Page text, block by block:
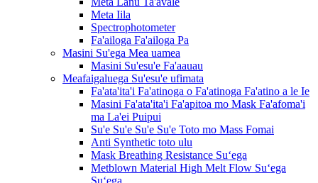
Meta Iila
Spectrophotometer
Fa'ailoga Fa'ailoga Pa
Masini Su'ega Mea uamea
Masini Su'esu'e Fa'aauau
Meafaigaluega Su'esu'e ufimata
Fa'ata'ita'i Fa'atinoga o Fa'atinoga Fa'atino a le Ie
Masini Fa'ata'ita'i Fa'apitoa mo Mask Fa'afoma'i
ma La'ei Puipui
Su'e Su'e Su'e Su'e Toto mo Mass Fomai
Anti Synthetic toto ulu
Mask Breathing Resistance Suʻega
Metblown Material High Melt Flow Suʻega
Suʻega